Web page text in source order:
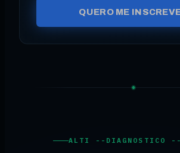
QUERO ME
ALTI --DIAGNOSTICO --